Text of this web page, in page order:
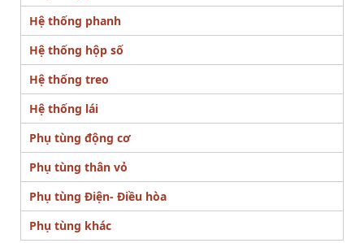
Hệ thống phanh
Hệ thống hộp số
Hệ thống treo
Hệ thống lái
Phụ tùng động cơ
Phụ tùng thân vỏ
Phụ tùng Điện- Điều hòa
Phụ tùng khác